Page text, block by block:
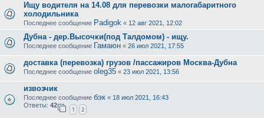
Ищу водителя на 14.08 для перевозки малогабаритного
холодильника
Последнее сообщение Padigok « 12 авг 2021, 12:02
Дубна - дер.Высочки(под Талдомом) - ищу.
Последнее сообщение Гамаюн « 26 июл 2021, 17:55
доставка (перевозка) грузов /пассажиров Москва-Дубна
Последнее сообщение oleg35 « 23 июл 2021, 13:56
извозчик
Последнее сообщение бэк « 18 июл 2021, 16:43
Ответы: 42
1 2